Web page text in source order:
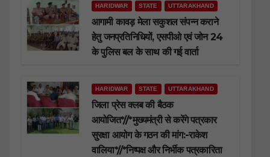
HARIDWAR STATE UTTARAKHAND
आगामी कावड़ मेला सकुशल संपन्न कराने
हेतु जनप्रतिनिधियों, एसपीओ एवं जोन 24
के पुलिस बल के साथ की गई वार्ता
HARIDWAR STATE UTTARAKHAND
जिला प्रेस क्लब की बैठक
आयोजित*//*मुख्यमंत्री से करेंगे पत्रकार
सुरक्षा आयोग के गठन की मांग:-राकेश
वालिया*//*निष्पक्ष और निर्भीक पत्रकारिता